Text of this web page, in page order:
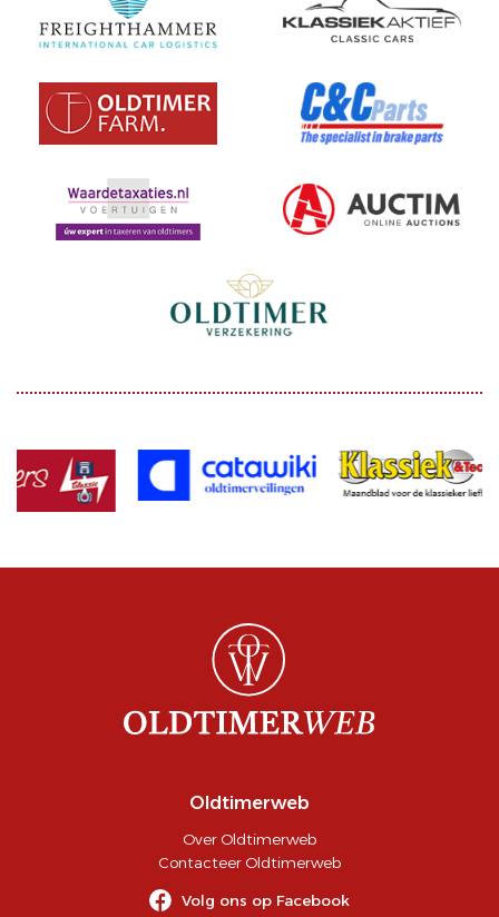
Oldtimerweb
Over Oldtimerweb
Contacteer Oldtimerweb
Volg ons op Facebook